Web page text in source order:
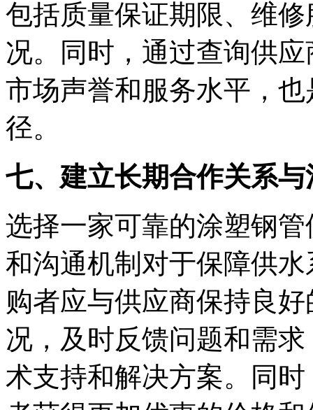
包括质量保证期限、维
况。同时，通过查询供
市场声誉和服务水平，
径。
七、建立长期合作关系
选择一家可靠的涂塑钢
和沟通机制对于保障供
购者应与供应商保持良
况，及时反馈问题和需
术支持和解决方案。同